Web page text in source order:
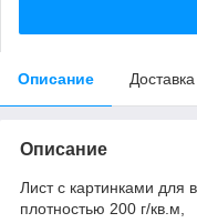
Описание Доставка
Описание
Лист с картинками для
плотностью 200 г/кв.м,